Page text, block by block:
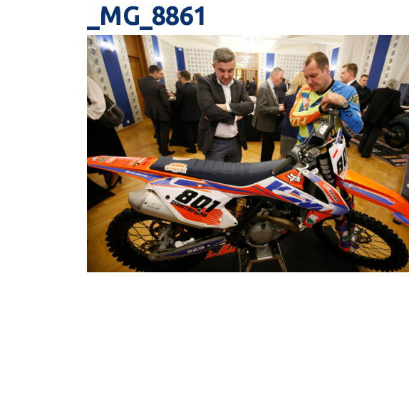
_MG_8861